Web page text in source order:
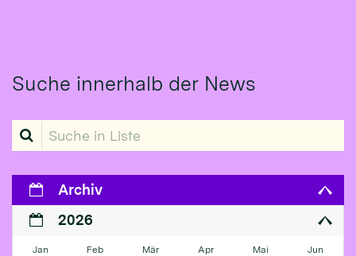
Suche innerhalb der News
Suche in Liste
Archiv
2026
Jan Feb Mär Apr Mai Jun